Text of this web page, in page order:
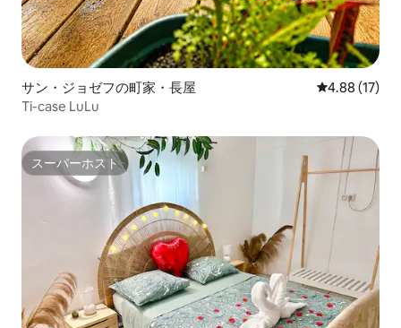
サン・ジョゼフの町家・長屋 レビュー17
4.88 (17)
Ti-case LuLu
スーパーホスト
スーパーホスト